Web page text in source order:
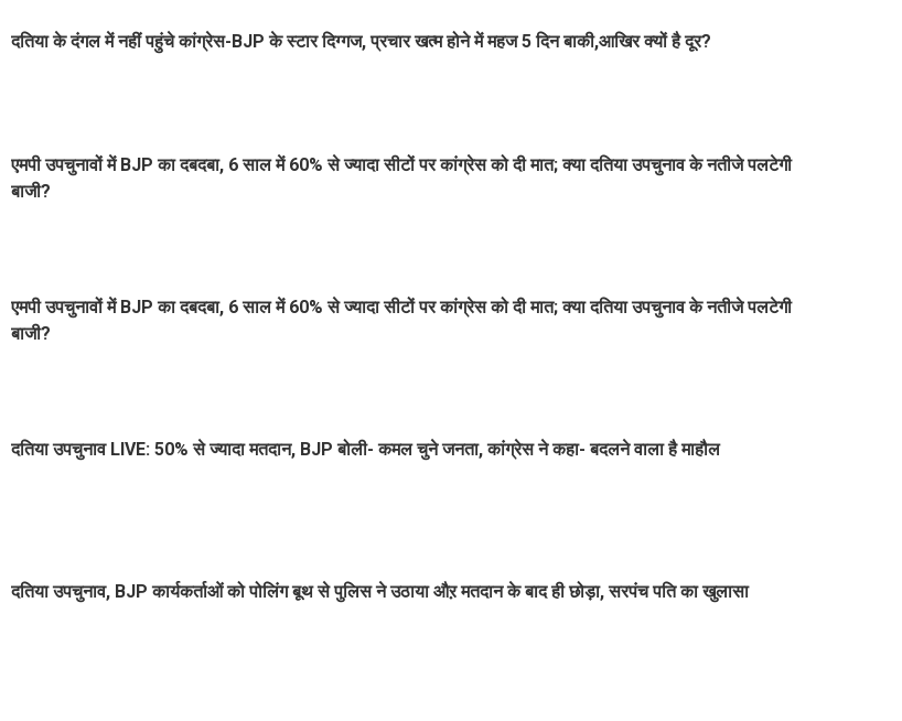
दतिया के दंगल में नहीं पहुंचे कांग्रेस-BJP के स्टार दिग्गज, प्रचार खत्म होने में महज 5 दिन बाकी,आखिर क्यों है दूर?
एमपी उपचुनावों में BJP का दबदबा, 6 साल में 60% से ज्यादा सीटों पर कांग्रेस को दी मात; क्या दतिया उपचुनाव के नतीजे पलटेगी
बाजी?
एमपी उपचुनावों में BJP का दबदबा, 6 साल में 60% से ज्यादा सीटों पर कांग्रेस को दी मात; क्या दतिया उपचुनाव के नतीजे पलटेगी
बाजी?
दतिया उपचुनाव LIVE: 50% से ज्यादा मतदान, BJP बोली- कमल चुने जनता, कांग्रेस ने कहा- बदलने वाला है माहौल
दतिया उपचुनाव, BJP कार्यकर्ताओं को पोलिंग बूथ से पुलिस ने उठाया औऱ मतदान के बाद ही छोड़ा, सरपंच पति का खुलासा